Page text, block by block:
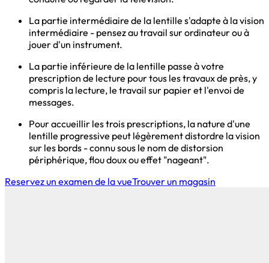
La partie intermédiaire de la lentille s'adapte à la vision
intermédiaire - pensez au travail sur ordinateur ou à
jouer d'un instrument.
La partie inférieure de la lentille passe à votre
prescription de lecture pour tous les travaux de près, y
compris la lecture, le travail sur papier et l'envoi de
messages.
Pour accueillir les trois prescriptions, la nature d'une
lentille progressive peut légèrement distordre la vision
sur les bords - connu sous le nom de distorsion
périphérique, flou doux ou effet "nageant".
Reservez un examen de la vueTrouver un magasin